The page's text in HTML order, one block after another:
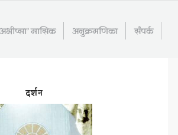
मासिक अनुक्रमणिका संपर्क
दर्शन